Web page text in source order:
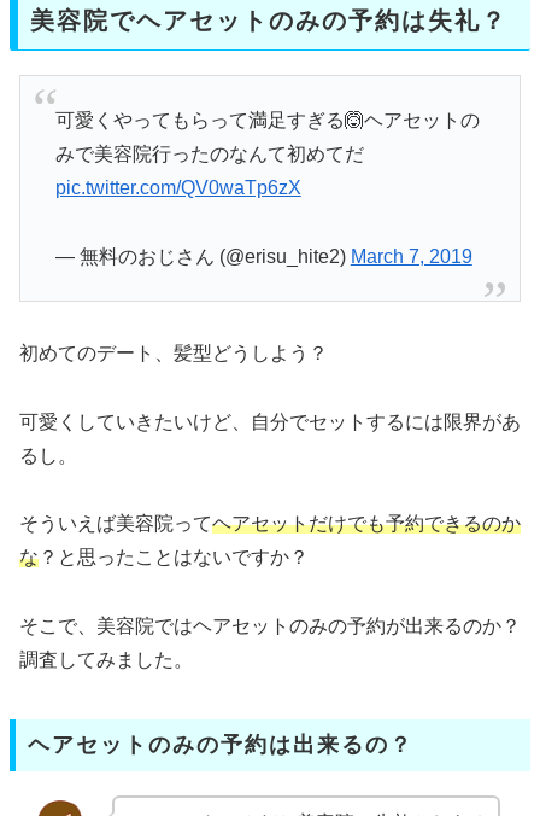
美容院でヘアセットのみの予約は失礼？
可愛くやってもらって満足すぎる🙆ヘアセットの
みで美容院行ったのなんて初めてだ
pic.twitter.com/QV0waTp6zX
— 無料のおじさん (@erisu_hite2) March 7, 2019
初めてのデート、髪型どうしよう？
可愛くしていきたいけど、自分でセットするには限界があ
るし。
そういえば美容院ってヘアセットだけでも予約できるのか
な ？と思ったことはないですか？
そこで、美容院ではヘアセットのみの予約が出来るのか？
調査してみました。
ヘアセットのみの予約は出来るの？